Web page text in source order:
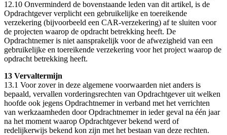
12.10 Onverminderd de bovenstaande leden van dit artikel, is de
Opdrachtgever verplicht een gebruikelijke en toereikende
verzekering (bijvoorbeeld een CAR-verzekering) af te sluiten voor
de projecten waarop de opdracht betrekking heeft. De
Opdrachtnemer is niet aansprakelijk voor de afwezigheid van een
gebruikelijke en toereikende verzekering voor het project waarop de
opdracht betrekking heeft.
13 Vervaltermijn
13.1 Voor zover in deze algemene voorwaarden niet anders is
bepaald, vervallen vorderingsrechten van Opdrachtgever uit welken
hoofde ook jegens Opdrachtnemer in verband met het verrichten
van werkzaamheden door Opdrachtnemer in ieder geval na één jaar
na het moment waarop Opdrachtgever bekend werd of
redelijkerwijs bekend kon zijn met het bestaan van deze rechten.